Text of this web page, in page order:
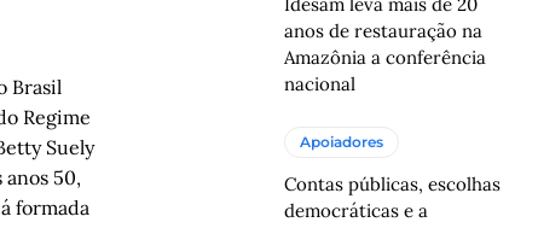
Brasil
Regime
Suely
50,
formada
anos de restauração na
Amazônia a conferência
nacional
Apoiadores
Contas públicas, escolhas
democráticas e a